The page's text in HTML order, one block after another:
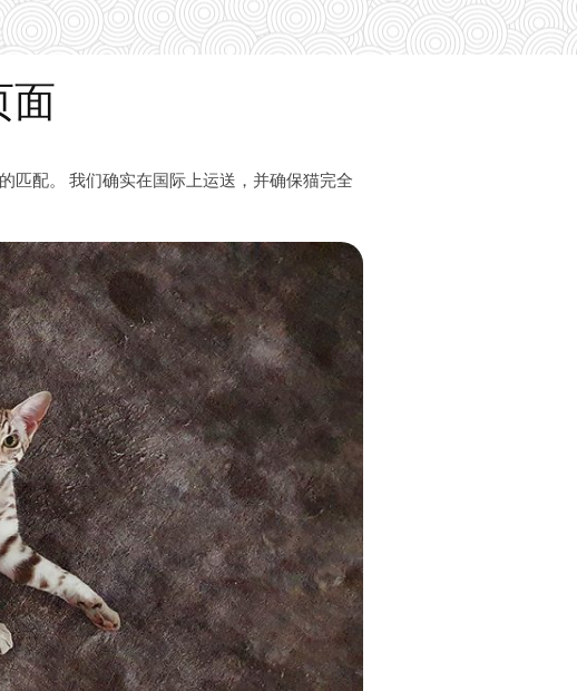
面
匹配。 我们确实在国际上运送，并确保猫完全